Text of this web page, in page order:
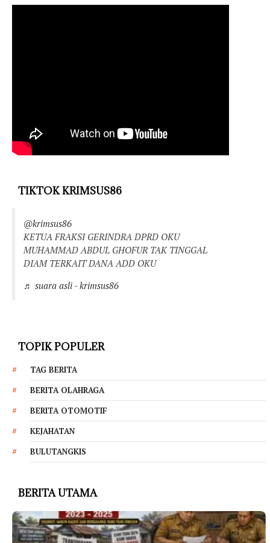
TIKTOK KRIMSUS86
@krimsus86
KETUA FRAKSI GERINDRA DPRD OKU
MUHAMMAD ABDUL GHOFUR TAK TINGGAL
DIAM TERKAIT DANA ADD OKU
♬ suara asli - krimsus86
TOPIK POPULER
TAG BERITA
BERITA OLAHRAGA
BERITA OTOMOTIF
KEJAHATAN
BULUTANGKIS
BERITA UTAMA